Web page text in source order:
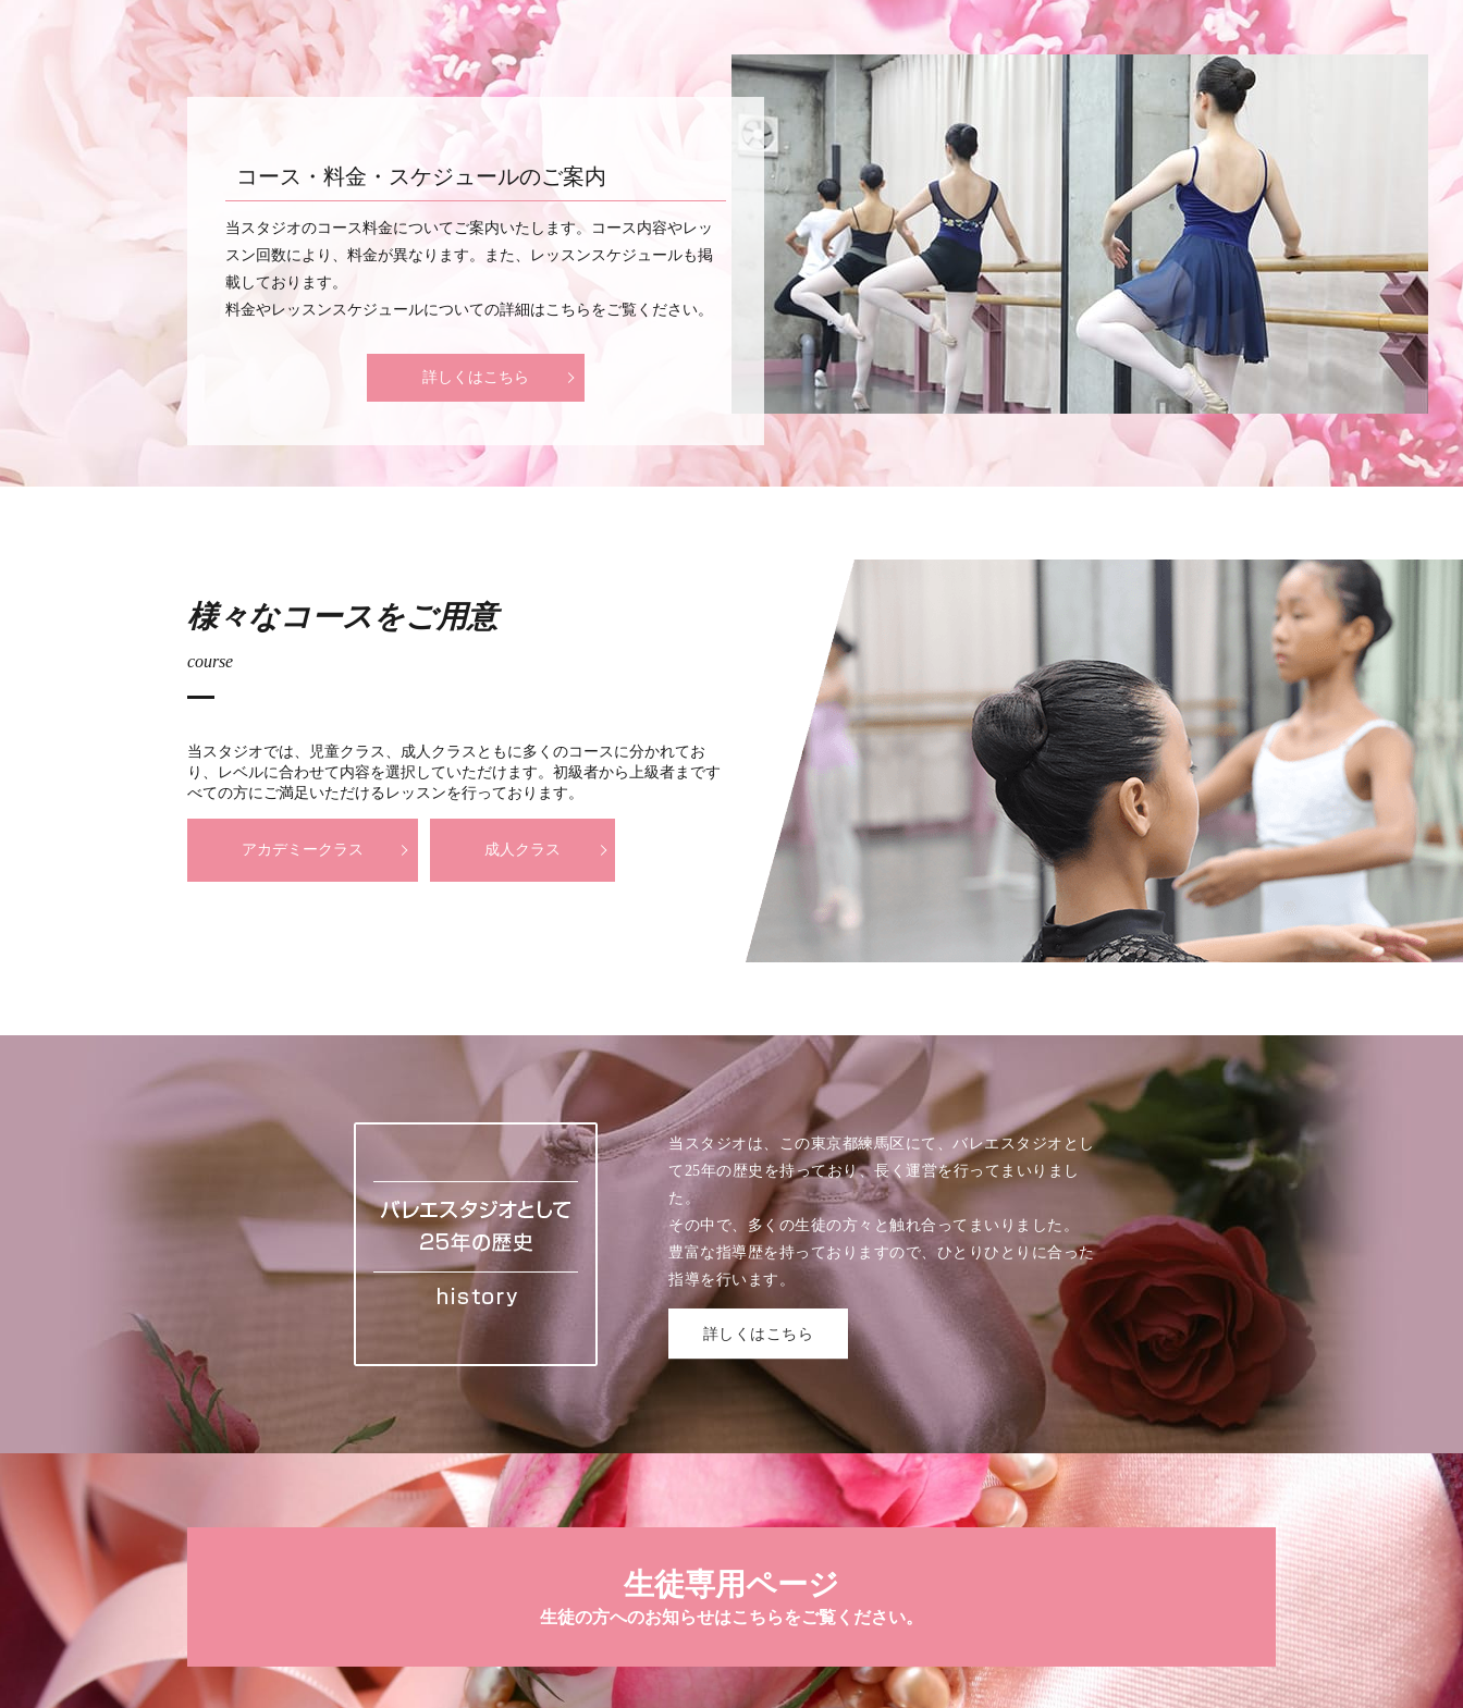
コース・料金・スケジュールのご案内
当スタジオのコース料金についてご案内いたします。コース内容やレッ
スン回数により、料金が異なります。また、レッスンスケジュールも掲
載しております。
料金やレッスンスケジュールについての詳細はこちらをご覧ください。
詳しくはこちら
様々なコースをご用意
course
当スタジオでは、児童クラス、成人クラスともに多くのコースに分かれてお
り、レベルに合わせて内容を選択していただけます。初級者から上級者まです
べての方にご満足いただけるレッスンを行っております。
アカデミークラス 成人クラス
当スタジオは、この東京都練馬区にて、バレエスタジオとし
て25年の歴史を持っており、長く運営を行ってまいりまし
た。
その中で、多くの生徒の方々と触れ合ってまいりました。
豊富な指導歴を持っておりますので、ひとりひとりに合った
指導を行います。
詳しくはこちら
生徒専用ページ
生徒の方へのお知らせはこちらをご覧ください。